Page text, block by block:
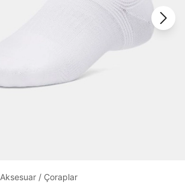
Kayıt Ol
Üye Olmadan Devam Et
Aksesuar / Çoraplar
Zaten hesabın var mı? Giriş yap